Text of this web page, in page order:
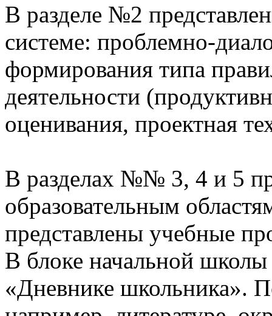
В разделе №2
системе: проблемно-
формирования типа
деятельности
оценивания, проектная
В разделах №№ 3, 4 и 5
образовательным
представлены учебные
В блоке начальной
«Дневнике школьника».